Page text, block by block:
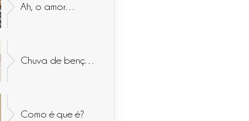
Ah, o amor…
Como é que é?